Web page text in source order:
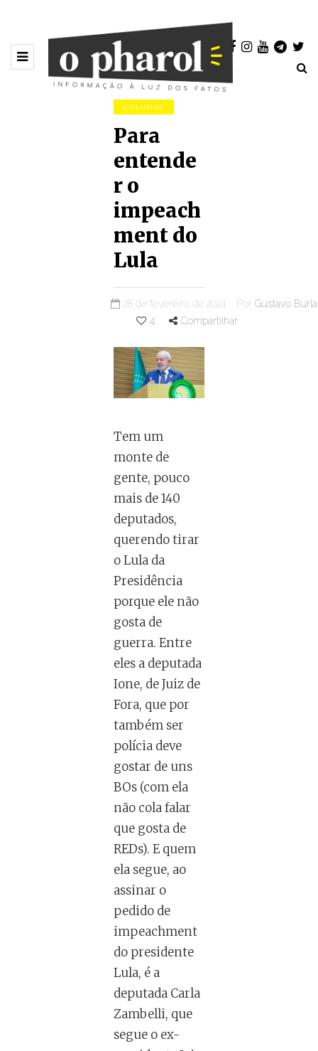
COLUNAS
Para
entende
r o
impeach
ment do
Lula
28 de fevereiro de 2024 Por Gustavo Burla
4
Compartilhar
Tem um
monte de
gente, pouco
mais de 140
deputados,
querendo tirar
o Lula da
Presidência
porque ele não
gosta de
guerra. Entre
eles a deputada
Ione, de Juiz de
Fora, que por
também ser
polícia deve
gostar de uns
BOs (com ela
não cola falar
que gosta de
REDs). E quem
ela segue, ao
assinar o
pedido de
impeachment
do presidente
Lula, é a
deputada Carla
Zambelli, que
segue o ex-